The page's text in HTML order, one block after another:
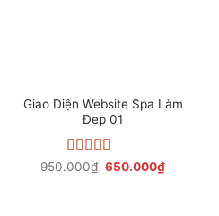
Giao Diện Website Spa Làm
Đẹp 01
Được xếp
950.000₫ Giá
gốc
650.000₫Giá